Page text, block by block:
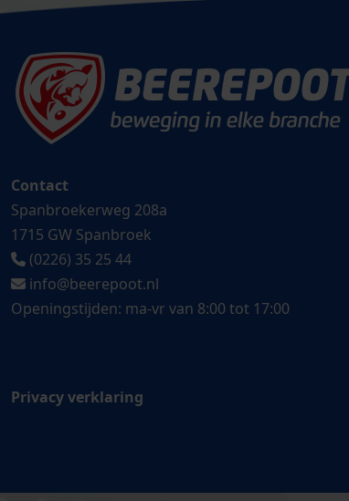
Contact
Spanbroekerweg 208a
1715 GW Spanbroek
(0226) 35 25 44
info@beerepoot.nl
Openingstijden: ma-vr van 8:00 tot 17:00
Privacy verklaring